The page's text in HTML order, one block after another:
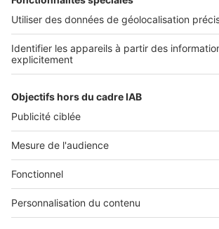
Tous nos services pro
Accès client
Mes annonces sur SeLoger
À DÉCOUVRIR
Tout l'immobilier
Toutes les villes
Tous les départements
Toutes les régions
SeLoger © 1992 - 2023
Annonces Immobilières